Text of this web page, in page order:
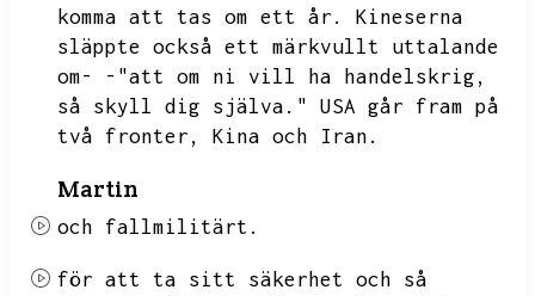
komma att tas om ett år.
Kineserna
släppte också ett märkvullt uttalande
om- -"att om ni vill ha handelskrig,
så skyll dig själva." USA går fram på
två fronter,
Kina och Iran.
Martin
och fallmilitärt.
för att ta sitt säkerhet och så